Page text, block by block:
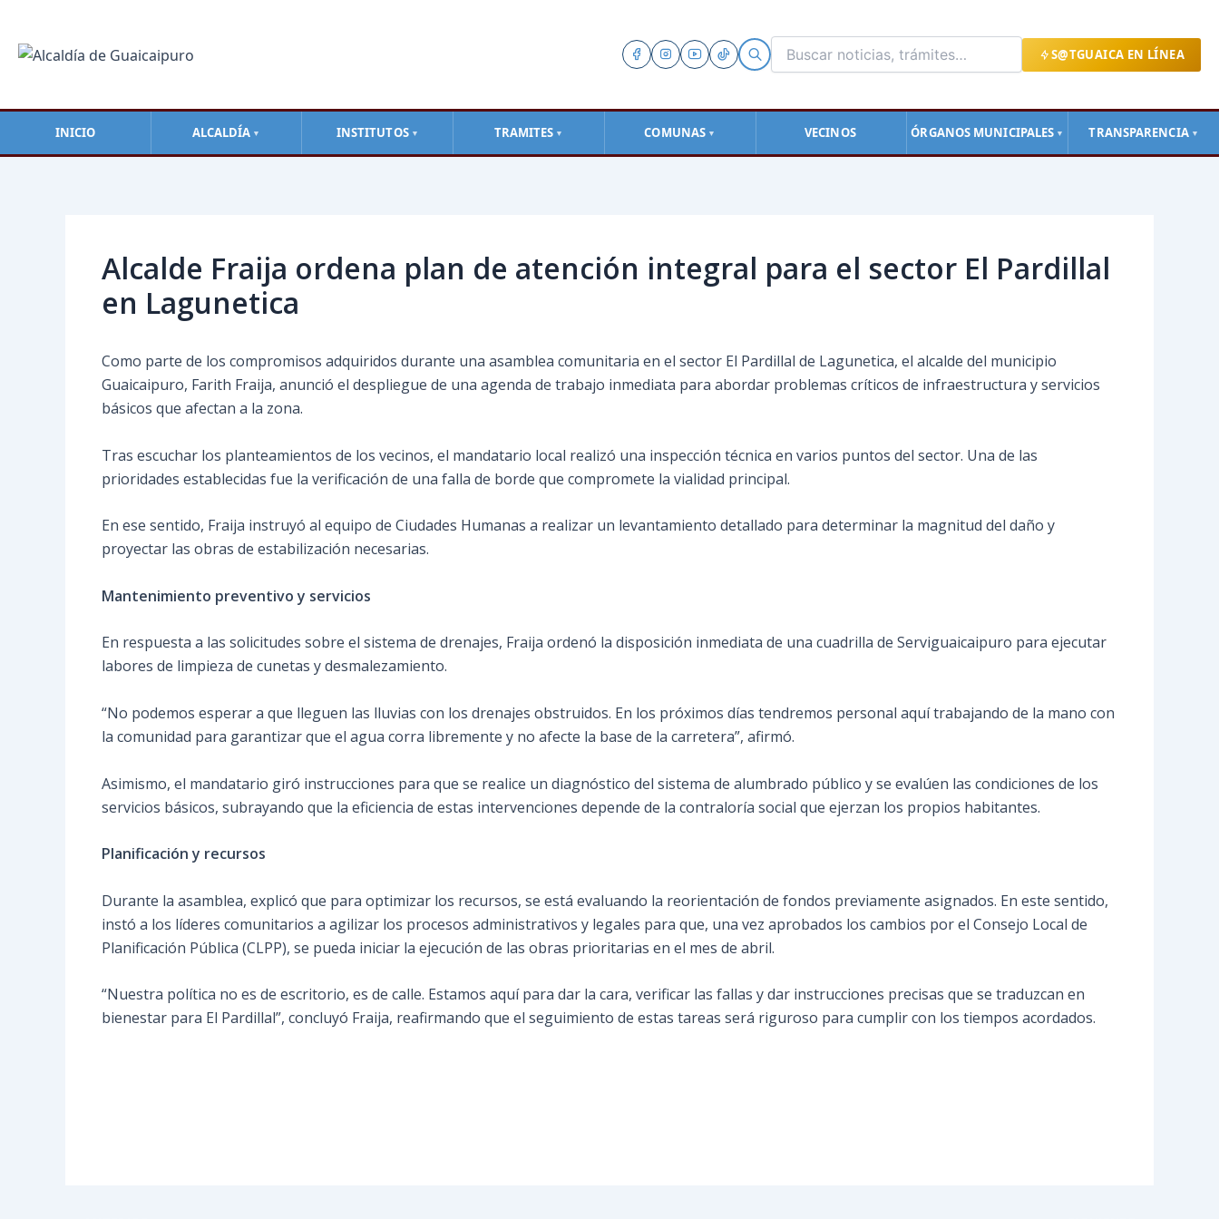
S@TGUAICA EN LÍNEA
INICIO ALCALDÍA ▼ INSTITUTOS ▼ TRAMITES ▼ COMUNAS ▼ VECINOS ÓRGANOS MUNICIPALES ▼ TRANSPARENCIA ▼
contenido
Alcalde Fraija ordena plan de atención integral para el sector El Pardillal
en Lagunetica
Como parte de los compromisos adquiridos durante una asamblea comunitaria en el sector El Pardillal de Lagunetica, el alcalde del municipio
Guaicaipuro, Farith Fraija, anunció el despliegue de una agenda de trabajo inmediata para abordar problemas críticos de infraestructura y servicios
básicos que afectan a la zona.
Tras escuchar los planteamientos de los vecinos, el mandatario local realizó una inspección técnica en varios puntos del sector. Una de las
prioridades establecidas fue la verificación de una falla de borde que compromete la vialidad principal.
En ese sentido, Fraija instruyó al equipo de Ciudades Humanas a realizar un levantamiento detallado para determinar la magnitud del daño y
proyectar las obras de estabilización necesarias.
Mantenimiento preventivo y servicios
En respuesta a las solicitudes sobre el sistema de drenajes, Fraija ordenó la disposición inmediata de una cuadrilla de Serviguaicaipuro para ejecutar
labores de limpieza de cunetas y desmalezamiento.
“No podemos esperar a que lleguen las lluvias con los drenajes obstruidos. En los próximos días tendremos personal aquí trabajando de la mano con
la comunidad para garantizar que el agua corra libremente y no afecte la base de la carretera”, afirmó.
Asimismo, el mandatario giró instrucciones para que se realice un diagnóstico del sistema de alumbrado público y se evalúen las condiciones de los
servicios básicos, subrayando que la eficiencia de estas intervenciones depende de la contraloría social que ejerzan los propios habitantes.
Planificación y recursos
Durante la asamblea, explicó que para optimizar los recursos, se está evaluando la reorientación de fondos previamente asignados. En este sentido,
instó a los líderes comunitarios a agilizar los procesos administrativos y legales para que, una vez aprobados los cambios por el Consejo Local de
Planificación Pública (CLPP), se pueda iniciar la ejecución de las obras prioritarias en el mes de abril.
“Nuestra política no es de escritorio, es de calle. Estamos aquí para dar la cara, verificar las fallas y dar instrucciones precisas que se traduzcan en
bienestar para El Pardillal”, concluyó Fraija, reafirmando que el seguimiento de estas tareas será riguroso para cumplir con los tiempos acordados.